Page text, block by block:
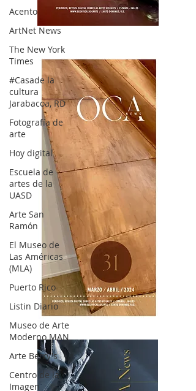
Acento
ArtNet News
The New York
Times
#Casade la
cultura
Jarabacoa, RD
Fotografía de
arte
Hoy digital
Escuela de
artes de la
UASD
Arte San
Ramón
El Museo de
Las Américas
(MLA)
Puerto Rico
Listin Diario
Museo de Arte
Moderno MAN
Arte Berry's
Centro de la
Imagen
OCA|News 32/ Mayo-Junio-Julio, 2023
OCA|News 31 / Marzo-Abril / 2024